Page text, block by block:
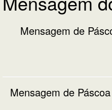
Mensagem de
Mensagem de